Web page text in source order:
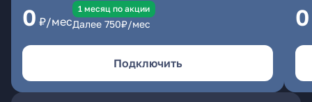
0 ₽/мес
1 месяц по акции
Далее 750₽/мес
Подключить
0